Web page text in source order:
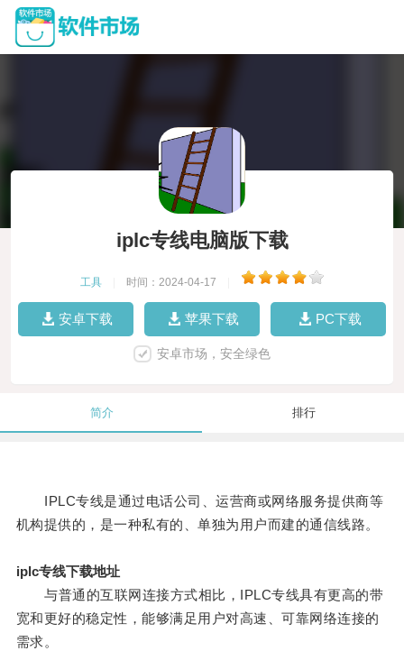
iplc专线电脑版下载
工具 时间：2024-04-17
安卓下载 苹果下载 PC下载
安卓市场，安全绿色
简介 排行
IPLC专线是通过电话公司、运营商或网络服务提供商等
机构提供的，是一种私有的、单独为用户而建的通信线路。
iplc专线下载地址
与普通的互联网连接方式相比，IPLC专线具有更高的带
宽和更好的稳定性，能够满足用户对高速、可靠网络连接的
需求。